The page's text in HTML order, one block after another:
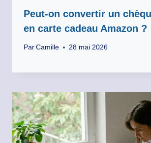
Peut-on convertir un
en carte cadeau Amazon ?
Par Camille 28 mai 2026